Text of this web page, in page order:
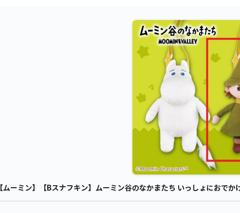
【ムーミン】【Bスナフキン】ムーミン谷のなかまたち いっしょにおで